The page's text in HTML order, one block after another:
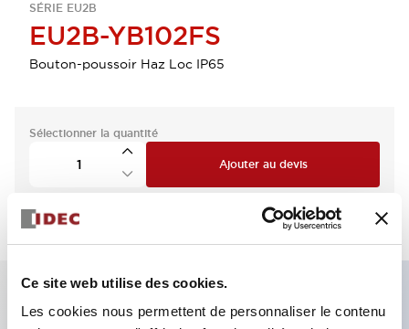
Ce site web utilise des cookies.
Les cookies nous permettent de personnaliser le contenu
SÉRIE EU2B
EU2B-YB102FS
Bouton-poussoir Haz Loc IP65
Sélectionner la quantité
Ajouter au devis